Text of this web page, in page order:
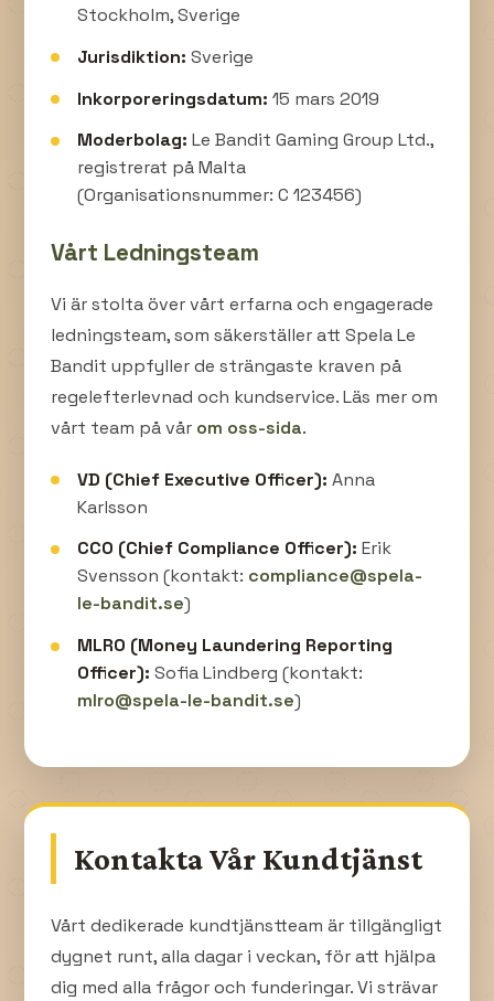
Stockholm, Sverige
Jurisdiktion: Sverige
Inkorporeringsdatum: 15 mars 2019
Moderbolag: Le Bandit Gaming Group Ltd.,
registrerat på Malta
(Organisationsnummer: C 123456)
Vårt Ledningsteam
Vi är stolta över vårt erfarna och engagerade
ledningsteam, som säkerställer att Spela Le
Bandit uppfyller de strängaste kraven på
regelefterlevnad och kundservice. Läs mer om
vårt team på vår om oss-sida.
VD (Chief Executive Officer): Anna
Karlsson
CCO (Chief Compliance Officer): Erik
Svensson (kontakt: compliance@spela-
le-bandit.se)
MLRO (Money Laundering Reporting
Officer): Sofia Lindberg (kontakt:
mlro@spela-le-bandit.se)
Kontakta Vår Kundtjänst
Vårt dedikerade kundtjänstteam är tillgängligt
dygnet runt, alla dagar i veckan, för att hjälpa
dig med alla frågor och funderingar. Vi strävar